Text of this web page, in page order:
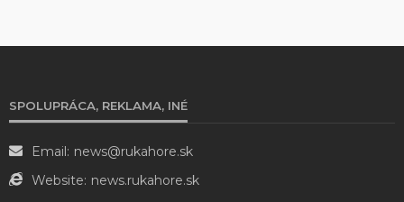
SPOLUPRÁCA, REKLAMA, INÉ
Email: news@rukahore.sk
Website: news.rukahore.sk